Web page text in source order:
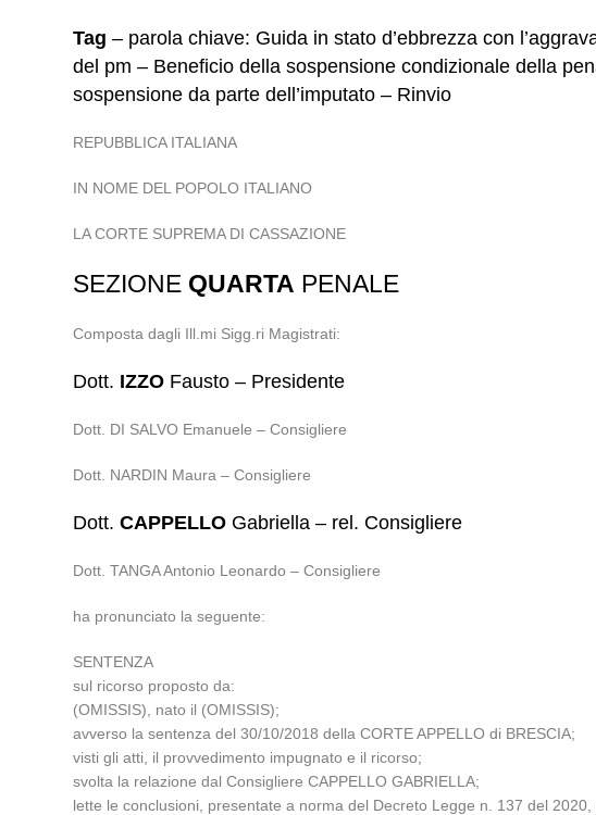
Tag – parola chiave: Guida in stato d’ebbrezza con
del pm – Beneficio della sospensione condizionale della
sospensione da parte dell’imputato – Rinvio
REPUBBLICA ITALIANA
IN NOME DEL POPOLO ITALIANO
LA CORTE SUPREMA DI CASSAZIONE
SEZIONE QUARTA PENALE
Composta dagli Ill.mi Sigg.ri Magistrati:
Dott. IZZO Fausto – Presidente
Dott. DI SALVO Emanuele – Consigliere
Dott. NARDIN Maura – Consigliere
Dott.CAPPELLO Gabriella – rel. Consigliere
Dott. TANGA Antonio Leonardo – Consigliere
ha pronunciato la seguente:
SENTENZA
sul ricorso proposto da:
(OMISSIS), nato il (OMISSIS);
avverso la sentenza del 30/10/2018 della CORTE APPELLO di BRESCIA;
visti gli atti, il provvedimento impugnato e il ricorso;
svolta la relazione dal Consigliere CAPPELLO GABRIELLA;
lette le conclusioni, presentate a norma del Decreto Legge n. 137 del